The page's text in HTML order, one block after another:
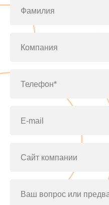
Фамилия
Компания
Телефон*
E-mail
Сайт компании
Ваш вопрос или